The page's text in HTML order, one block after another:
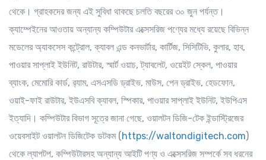
থেকে। গ্রাহকদের জন্য এই সুবিধা থাকছে চলতি বছরের ৩০ জুন পর্যন্ত।
ক্যাম্পেইনের আওতায় অন্যান্য কম্পিউটার এক্সেসরিজ পণ্যের মধ্যে রয়েছে বিভিন্ন
মডেলের অ্যাকসেস কন্ট্রোল, ক্যাবল এন্ড কনভার্টার, কার্টিজ, সিসিটিভি, কুলার, হাব,
পাওয়ার সাপ্লাই ইউনিট, রাউটার, স্মার্ট ওয়াচ, ট্যাবলেট, ওয়েইট স্কেল, পাওয়ার
ব্যাংক, মেমোরি কার্ড, র‌্যাম, এসএসডি ড্রাইভ, মাউস, পেন ড্রাইভ, হেডফোন,
ওয়াই-ফাই রাউটার, ইউএসবি ক্যাবল, স্পিকার, পাওয়ার সাপ্লাই ইউনিট, ইউপিএস
ইত্যাদি। কম্পিউটার বিভাগ সূত্রে জানা গেছে, ওয়ালটন ডিজি-টেক ইন্ডাস্ট্রিজের
ওয়েবসাইট ওয়ালটন ডিজিটেক ডটকম (https://waltondigitech.com)
থেকে ল্যাপটপ, কম্পিউটারসহ অন্যান্য আইটি পণ্য ও এক্সেসরিজ সম্পর্কে সব ধরনের